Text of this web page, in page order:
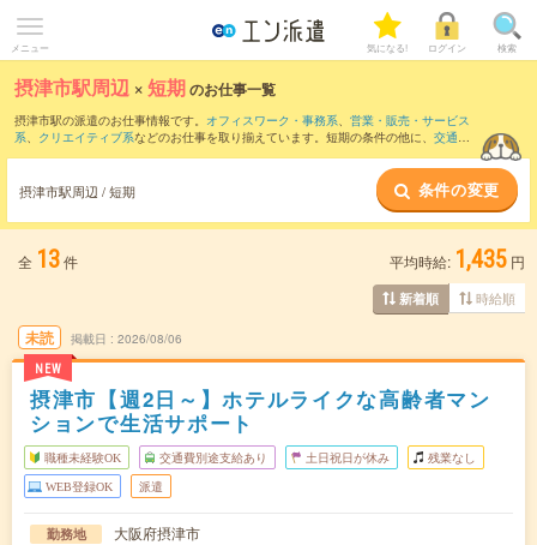
メニュー 気になる! ログイン 検索
摂津市駅周辺 ×短期のお仕事一覧
摂津市駅の派遣のお仕事情報です。 オフィスワーク・事務系、 営業・販売・サービス
系、 クリエイティブ系などのお仕事を取り揃えています。短期の条件の他に、 交通費
摂津市駅周辺 / 短期 条件の変更
全 13件 平均時給: 1,435 円
新着順 時給順
未読
NEW
掲載日 2026/08/06
摂津市【週2日～】ホテルライクな高齢者マン
ションで生活サポート
職種未経験OK 交通費別途支給あり 土日祝日が休み 残業なし
WEB登録OK 派遣
勤務地
大阪府摂津市